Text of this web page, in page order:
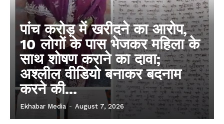
पांच करोड़ में खरीदने का आरोप,
10 लोगों के पास भेजकर महिला के
साथ शोषण कराने का दावा;
अश्लील वीडियो बनाकर बदनाम
करने की...
Ekhabar Media - August 7, 2026